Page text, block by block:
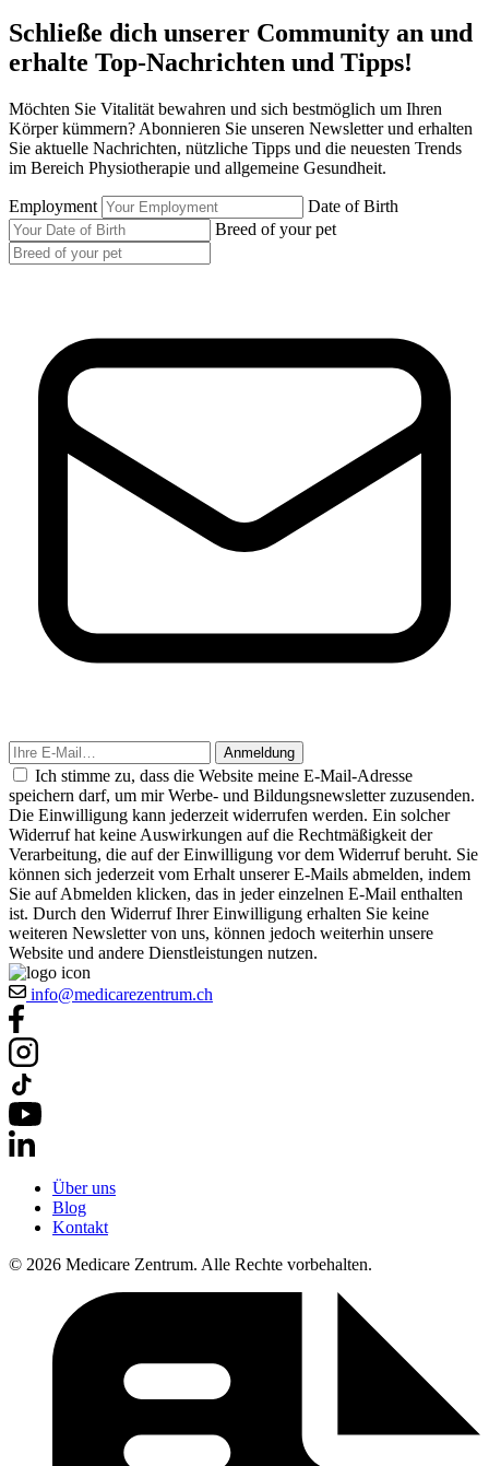
Schließe dich unserer Community an und
erhalte Top-Nachrichten und Tipps!
Möchten Sie Vitalität bewahren und sich bestmöglich um Ihren
Körper kümmern? Abonnieren Sie unseren Newsletter und erhalten
Sie aktuelle Nachrichten, nützliche Tipps und die neuesten Trends
im Bereich Physiotherapie und allgemeine Gesundheit.
Employment
Date of Birth
Breed of your pet
Anmeldung
Ich stimme zu, dass die Website meine E-Mail-Adresse
speichern darf, um mir Werbe- und Bildungsnewsletter zuzusenden.
Die Einwilligung kann jederzeit widerrufen werden. Ein solcher
Widerruf hat keine Auswirkungen auf die Rechtmäßigkeit der
Verarbeitung, die auf der Einwilligung vor dem Widerruf beruht. Sie
können sich jederzeit vom Erhalt unserer E-Mails abmelden, indem
Sie auf Abmelden klicken, das in jeder einzelnen E-Mail enthalten
ist. Durch den Widerruf Ihrer Einwilligung erhalten Sie keine
weiteren Newsletter von uns, können jedoch weiterhin unsere
Website und andere Dienstleistungen nutzen.
info@medicarezentrum.ch
Über uns
Blog
Kontakt
© 2026 Medicare Zentrum. Alle Rechte vorbehalten.